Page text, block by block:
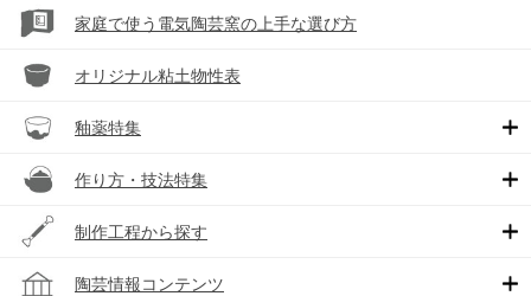
家庭で使う電気陶芸窯の上手な選び方
オリジナル粘土物性表
釉薬特集
作り方・技法特集
制作工程から探す
陶芸情報コンテンツ